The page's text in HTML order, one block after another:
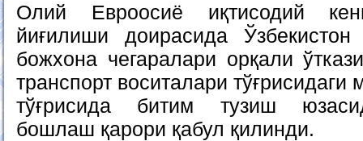
Олий Евроосиё иқтисодий
йиғилиши доирасида
божхона чегаралари орқали
транспорт воситалари
тўғрисида битим тузиш
бошлаш қарори қабул қилинди.